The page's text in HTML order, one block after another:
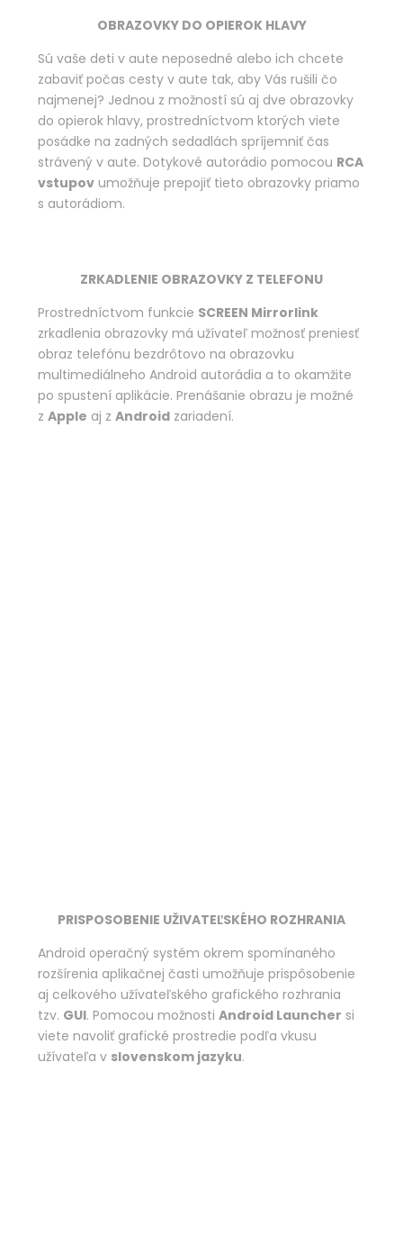
OBRAZOVKY DO OPIEROK HLAVY
Sú vaše deti v aute neposedné alebo ich chcete
zabaviť počas cesty v aute tak, aby Vás rušili čo
najmenej? Jednou z možností sú aj dve obrazovky
do opierok hlavy, prostredníctvom ktorých viete
posádke na zadných sedadlách spríjemniť čas
strávený v aute. Dotykové autorádio pomocou RCA
vstupov umožňuje prepojiť tieto obrazovky priamo
s autorádiom.
ZRKADLENIE OBRAZOVKY Z TELEFONU
Prostredníctvom funkcie SCREEN Mirrorlink
zrkadlenia obrazovky má užívateľ možnosť preniesť
obraz telefónu bezdrôtovo na obrazovku
multimediálneho Android autorádia a to okamžite
po spustení aplikácie. Prenášanie obrazu je možné
z Apple aj z Android zariadení.
PRISPOSOBENIE UŽIVATEĽSKÉHO ROZHRANIA
Android operačný systém okrem spomínaného
rozšírenia aplikačnej časti umožňuje prispôsobenie
aj celkového užívateľského grafického rozhrania
tzv. GUI. Pomocou možnosti Android Launcher si
viete navoliť grafické prostredie podľa vkusu
užívateľa v slovenskom jazyku.